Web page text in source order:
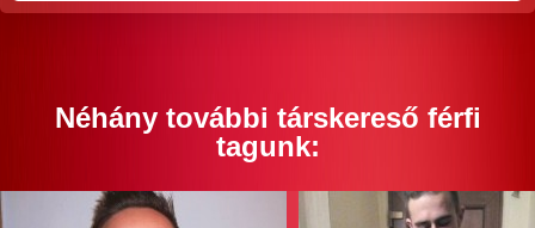
Néhány további társkereső férfi
tagunk: